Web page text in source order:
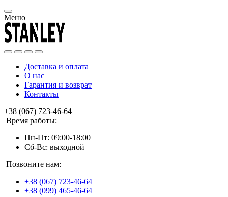
Меню
Доставка и оплата
О нас
Гарантия и возврат
Контакты
+38 (067) 723-46-64
Время работы:
Пн-Пт: 09:00-18:00
Сб-Вс: выходной
Позвоните нам:
+38 (067) 723-46-64
+38 (099) 465-46-64